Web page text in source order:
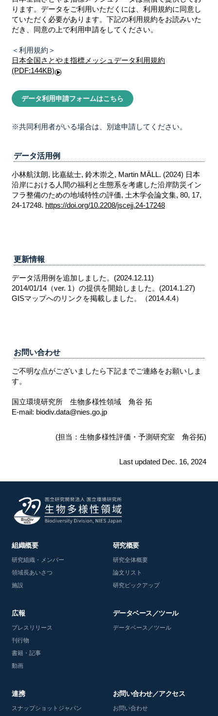
ります。データをご利用いただくには、利用規約に同意し
ていただく必要があります。下記の利用規約をお読みいた
だき、同意の上で利用申請をしてください。
＜利用規約＞
日本全国さとやま指標メッシュデータ利用規約
(PDF:144KB)
データ利用申請フォームはこちら
※共同利用者がいる場合は、別途申請してください。
データ活用例
小林航汰朗, 比嘉紘士, 鈴木崇之, Martin MÄLL. (2024) 日本
沿岸における人間の福利と生態系を考慮した沿岸防災イン
フラ整備のための地域特性の評価, 土木学会論文集, 80, 17,
24-17248. https://doi.org/10.2208/jscejj.24-17248
更新情報
データ活用例を追加しました。(2024.12.11)
2014/01/14（ver. 1）の提供を開始しました。(2014.1.27)
GISマップへのリンクを掲載しました。（2014.4.4）
お問い合わせ
ご不明な点がございましたら下記までご連絡をお願いしま
す。
国立環境研究所 生物多様性領域 角谷 拓
E-mail: biodiv.data@nies.go.jp
(担当：生物多様性評価・予測研究室 角谷拓)
Last updated Dec. 16, 2024
組織概要
研究組織・メンバー
領域長あいさつ
施設
研究概要
研究全体概要
論文リスト
研究ピックアップ
広報
プレスリリース
刊行物
書籍・記事
動画
データベース／ツール
データベース／ツール
連携
スナップショットジャパン
お問い合わせ／アクセス
お問い合わせ